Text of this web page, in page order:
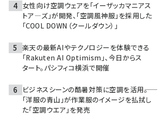
女性向け空調ウェアを「イーザッカマニアス
トア―ズ」が開発、「空調風神服」を採用した
「COOL DOWN（クールダウン）」
楽天の最新AIやテクノロジーを体験できる
「Rakuten AI Optimism」、今日からス
タート。パシフィコ横浜で開催
ビジネスシーンの酷暑対策に空調を活用――。
「洋服の青山」が作業服のイメージを払拭し
た「空調ウエア」を発売